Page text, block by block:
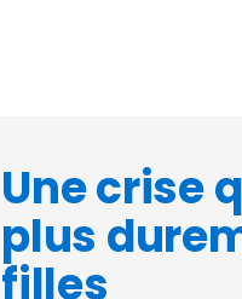
Une crise
plus
filles